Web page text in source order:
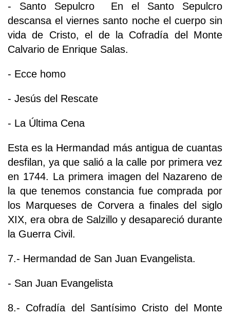
- Santo Sepulcro En el Santo Sepulcro
descansa el viernes santo noche el cuerpo sin
vida de Cristo, el de la Cofradía del Monte
Calvario de Enrique Salas.
- Ecce homo
- Jesús del Rescate
- La Última Cena
Esta es la Hermandad más antigua de cuantas
desfilan, ya que salió a la calle por primera vez
en 1744. La primera imagen del Nazareno de
la que tenemos constancia fue comprada por
los Marqueses de Corvera a finales del siglo
XIX, era obra de Salzillo y desapareció durante
la Guerra Civil.
7.- Hermandad de San Juan Evangelista.
- San Juan Evangelista
8.- Cofradía del Santísimo Cristo del Monte